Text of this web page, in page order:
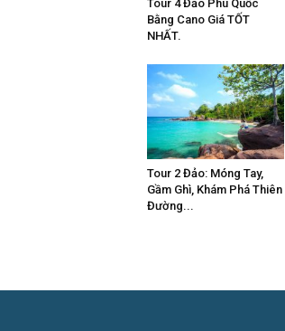
Tour 4 Đảo Phú Quốc
Bằng Cano Giá TỐT
NHẤT.
Tour 2 Đảo: Móng Tay,
Gầm Ghì, Khám Phá Thiên
Đường...